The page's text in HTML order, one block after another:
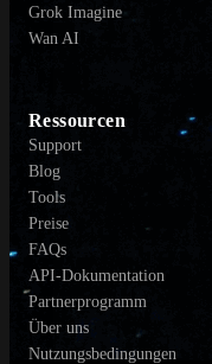
Grok Imagine
Wan AI
Ressourcen
Support
Blog
Tools
Preise
FAQs
API-Dokumentation
Partnerprogramm
Über uns
Nutzungsbedingungen